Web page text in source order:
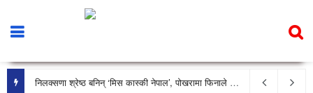
निलक्सणा श्रेष्ठ बनिन् ‘मिस कास्की नेपाल’, पोखरामा फिनाले भव्य रूपमा सम्पन्न